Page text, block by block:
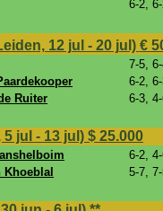
6-2,
12 jul - 20 jul) €
7-5,
6-2,
Ruiter
6-3,
jul - 13 jul) $ 25.000
6-2,
5-7,